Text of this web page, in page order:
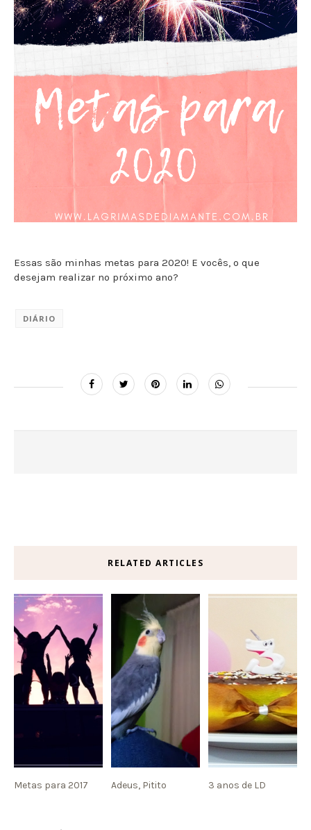
Essas são minhas metas para 2020! E vocês, o que
desejam realizar no próximo ano?
DIÁRIO
RELATED ARTICLES
Metas para 2017 Adeus, Pitito 3 anos de LD